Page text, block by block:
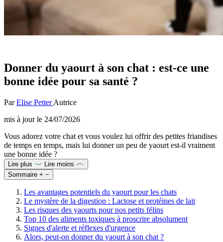
Donner du yaourt à son chat : est-ce une
bonne idée pour sa santé ?
ParElise PetterAutrice
mis à jour le 24/07/2026
Vous adorez votre chat et vous voulez lui offrir des petites friandises
de temps en temps, mais lui donner un peu de yaourt est-il vraiment
une bonne idée ?
Lire plus
Lire moins
Sommaire + −
Les avantages potentiels du yaourt pour les chats
Le mystère de la digestion : Lactose et protéines de lait
Les risques des yaourts pour nos petits félins
Top 10 des aliments toxiques à proscrire absolument
Signes d'alerte et réflexes d'urgence
Alors, peut-on donner du yaourt à son chat ?